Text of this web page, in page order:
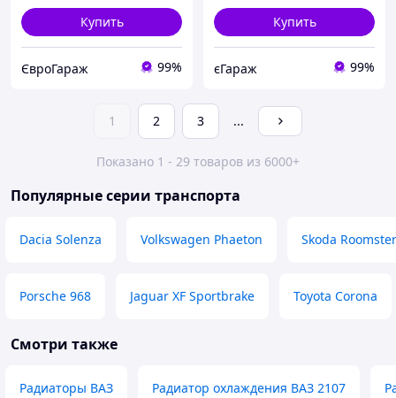
Купить
ЄвроГараж 99%
Купить
єГараж 99%
1 2 3 ...
Показано 1 - 29 товаров из 6000+
Популярные серии транспорта
Dacia Solenza Volkswagen Phaeton Skoda Roomster
Porsche 968 Jaguar XF Sportbrake Toyota Corona
Смотри также
Радиаторы ВАЗ Радиатор охлаждения ВАЗ 2107